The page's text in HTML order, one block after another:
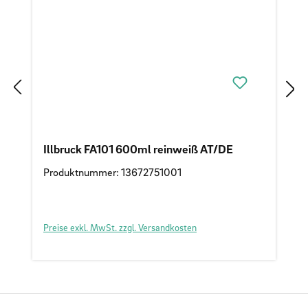
Illbruck FA101 600ml reinweiß AT/DE
Produktnummer: 13672751001
Preise exkl. MwSt. zzgl. Versandkosten